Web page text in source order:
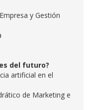
y Gestión
del futuro?
artificial en el
de Marketing e